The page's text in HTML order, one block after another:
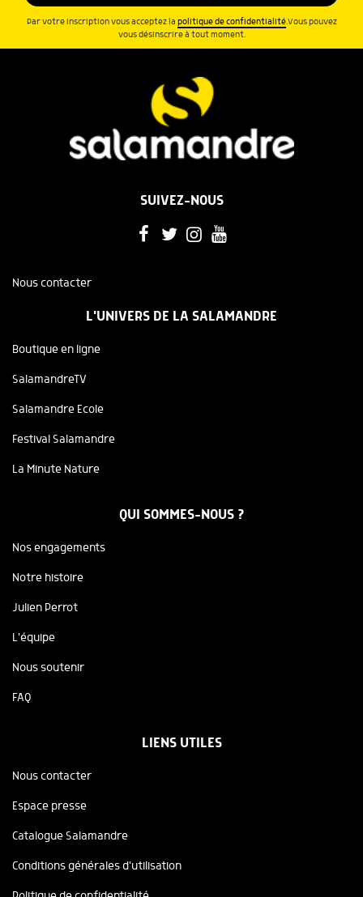
Par votre inscription vous acceptez la politique de confidentialité.Vous pouvez
vous désinscrire à tout moment.
SUIVEZ-NOUS
Nous contacter
L'UNIVERS DE LA SALAMANDRE
Boutique en ligne
SalamandreTV
Salamandre Ecole
Festival Salamandre
La Minute Nature
QUI SOMMES-NOUS ?
Nos engagements
Notre histoire
Julien Perrot
L'équipe
Nous soutenir
FAQ
LIENS UTILES
Nous contacter
Espace presse
Catalogue Salamandre
Conditions générales d'utilisation